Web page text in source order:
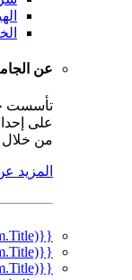
عن
على
من خلال
المزيد
{{mmc.getCurrentTranslation(item.Title)}}
{{mmc.getCurrentTranslation(item.Title)}}
{{mmc.getCurrentTranslation(item.Title)}}